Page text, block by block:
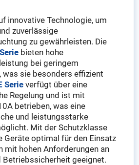
innovative Technologie, um
zuverlässige
zu gewährleisten. Die
bieten hohe
bei geringem
was sie besonders effizient
Serieverfügt über eine
Regelung und ist mit
betrieben, was eine
und leistungsstarke
Mit der Schutzklasse
Geräte optimal für den Einsatz
mit hohen Anforderungen an
Betriebssicherheit geeignet.